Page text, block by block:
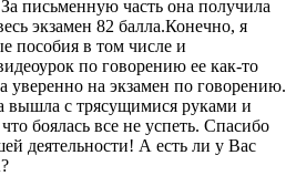
письменную часть она получила
экзамен 82 балла.Конечно, я
пособия в том числе и
по говорению ее как-то
уверенно на экзамен по говорению.
вышла с трясущимися руками и
боялась все не успеть. Спасибо
деятельности! А есть ли у Вас